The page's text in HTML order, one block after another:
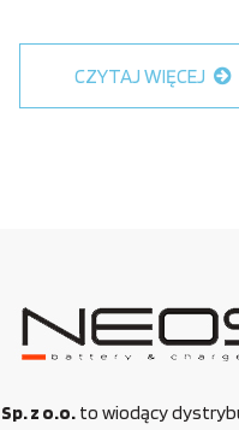
CZYTAJ WIĘCEJ
z o.o. to wiodący